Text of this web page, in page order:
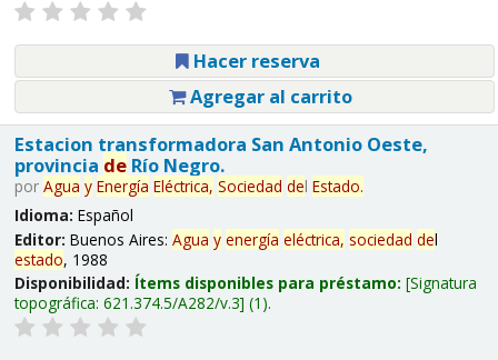
Hacer reserva
Agregar al carrito
Estacion transformadora San Antonio Oeste,
provincia deRío Negro.
por Agua y Energía Eléctrica, Sociedad del Estado.
Idioma: Español
Editor: Buenos Aires: Agua y energía eléctrica, sociedad del
estado, 1988
Disponibilidad: Ítems disponibles para préstamo: Signatura
topográfica: 621.374.5/A282/v.3 (1).